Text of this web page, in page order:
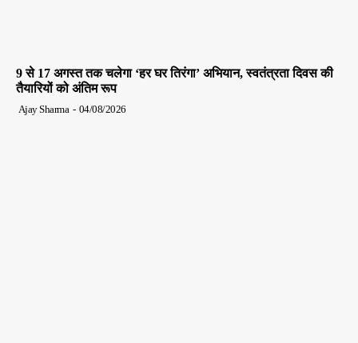
9 से 17 अगस्त तक चलेगा ‘हर घर तिरंगा’ अभियान, स्वतंत्रता दिवस की
तैयारियों को अंतिम रूप
Ajay Sharma - 04/08/2026